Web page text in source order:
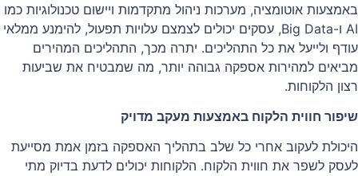
באמצעות אוטומציה, מערכות ניהול מתקדמות ויישום טכנולוגיות כמו
AI ו-Big Data, עסקים יכולים לצמצם עלויות תפעול, להימנע ממלאי
עודף ולייעל את כל התהליכים. יתרה מכך, התהליכים המהירים
מביאים למהירות אספקה גבוהה יותר, מה שמבטיח את שביעות
רצון הלקוחות.
שיפור חווית הלקוח באמצעות מעקב מדויק
היכולת לעקוב אחרי כל שלב בתהליך האספקה בזמן אמת מסייעת
לעסק לשפר את חווית הלקוח. הלקוחות יכולים לדעת בדיוק מתי